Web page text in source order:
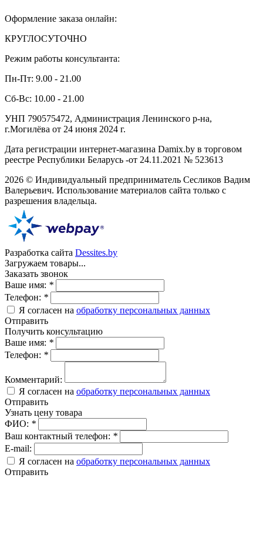
Оформление заказа онлайн:
КРУГЛОСУТОЧНО
Режим работы консультанта:
Пн-Пт: 9.00 - 21.00
Сб-Вс: 10.00 - 21.00
УНП 790575472, Администрация Ленинского р-на,
г.Могилёва от 24 июня 2024 г.
Дата регистрации интернет-магазина Damix.by в торговом
реестре Республики Беларусь -от 24.11.2021 № 523613
2026 © Индивидуальный предприниматель Сесликов Вадим
Валерьевич. Использование материалов сайта только с
разрешения владельца.
Разработка сайта Dessites.by
Загружаем товары...
Заказать звонок
Ваше имя: *
Телефон: *
Я согласен на обработку персональных данных
Отправить
Получить консультацию
Ваше имя: *
Телефон: *
Комментарий:
Я согласен на обработку персональных данных
Отправить
Узнать цену товара
ФИО: *
Ваш контактный телефон: *
E-mail:
Я согласен на обработку персональных данных
Отправить